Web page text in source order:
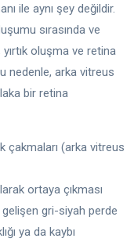
ile aynı şey değildir.
sırasında ve
oluşma ve retina
nedenle, arka vitreus
bir retina
çakmaları (arka vitreus
ortaya çıkması
gri-siyah perde
ya da kaybı